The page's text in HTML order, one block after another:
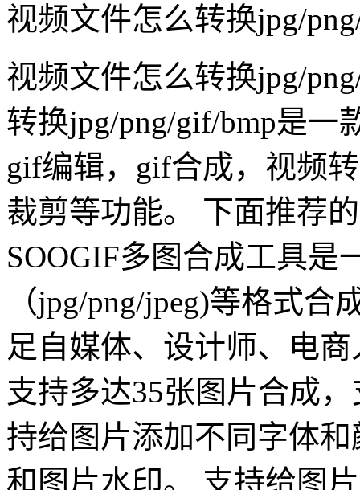
视频文件怎么转换jpg/
视频文件怎么转换jpg/
转换jpg/png/gif/bmp是一
gif编辑，gif合成，视频
裁剪等功能。 下面推荐
SOOGIF多图合成工具是
（jpg/png/jpeg)等格式
足自媒体、设计师、电
支持多达35张图片合成
持给图片添加不同字体
和图片水印。 支持给图